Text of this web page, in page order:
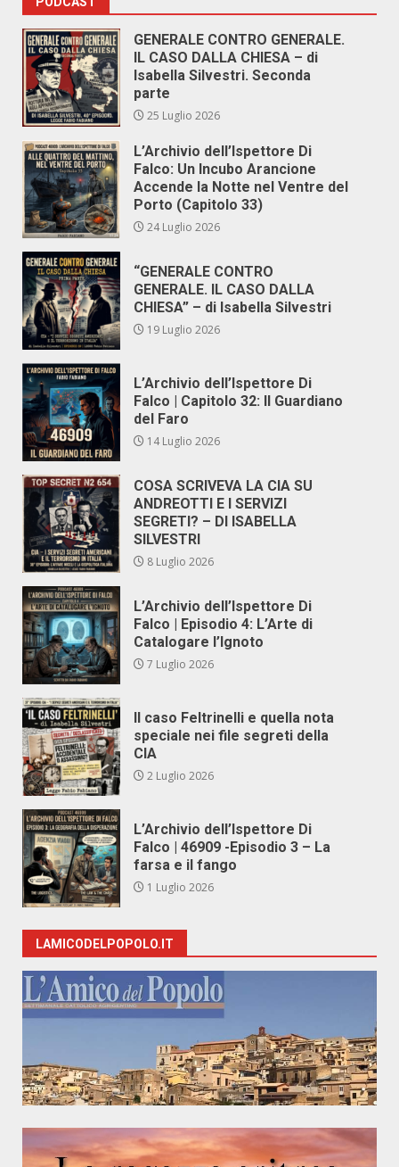
GENERALE CONTRO GENERALE.
IL CASO DALLA CHIESA – di
Isabella Silvestri. Seconda
parte
25 Luglio 2026
L’Archivio dell’Ispettore Di
Falco: Un Incubo Arancione
Accende la Notte nel Ventre del
Porto (Capitolo 33)
24 Luglio 2026
“GENERALE CONTRO
GENERALE. IL CASO DALLA
CHIESA” – di Isabella Silvestri
19 Luglio 2026
L’Archivio dell’Ispettore Di
Falco | Capitolo 32: Il Guardiano
del Faro
14 Luglio 2026
COSA SCRIVEVA LA CIA SU
ANDREOTTI E I SERVIZI
SEGRETI? – DI ISABELLA
SILVESTRI
8 Luglio 2026
L’Archivio dell’Ispettore Di
Falco | Episodio 4: L’Arte di
Catalogare l’Ignoto
7 Luglio 2026
Il caso Feltrinelli e quella nota
speciale nei file segreti della
CIA
2 Luglio 2026
L’Archivio dell’Ispettore Di
Falco | 46909 -Episodio 3 – La
farsa e il fango
1 Luglio 2026
LAMICODELPOPOLO.IT